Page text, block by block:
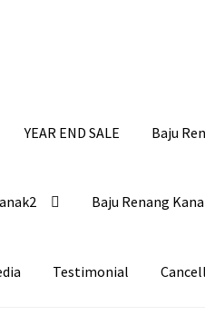
YEAR END SALE Baju
Baju Renang
Testimonial